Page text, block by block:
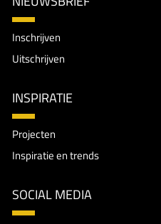
Inschrijven
Uitschrijven
INSPIRATIE
Projecten
Inspiratie en trends
SOCIAL MEDIA